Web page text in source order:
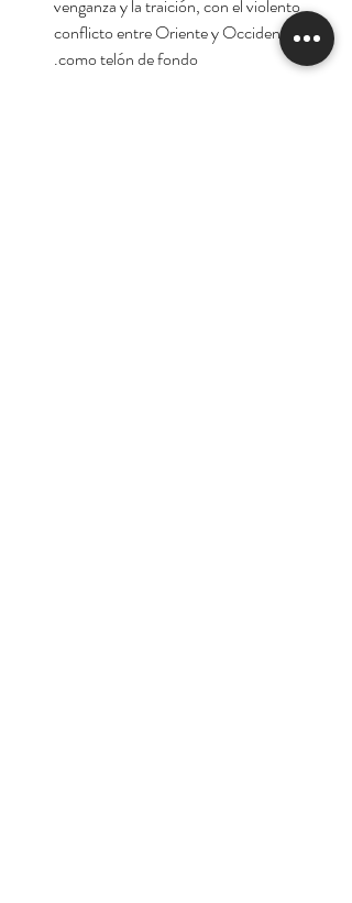
venganza y la traición, con el violento
conflicto entre Oriente y Occidente
como telón de fondo.